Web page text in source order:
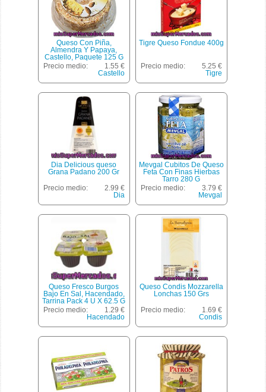
Queso Con Piña,
Almendra Y Papaya,
Castello, Paquete 125 G
Precio medio:
1.55 €
Castello
Tigre Queso Fondue 400g
Precio medio:
5.25 €
Tigre
Dia Delicious queso
Grana Padano 200 Gr
Precio medio:
2.99 €
Dia
Mevgal Cubitos De Queso
Feta Con Finas Hierbas
Tarro 280 G
Precio medio:
3.79 €
Mevgal
Queso Fresco Burgos
Bajo En Sal, Hacendado,
Tarrina Pack 4 U X 62.5 G
- 250 G
Precio medio:
1.29 €
Hacendado
Queso Condis Mozzarella
Lonchas 150 Grs
Precio medio:
1.69 €
Condis